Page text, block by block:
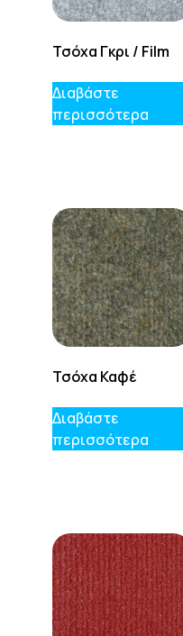
Τσόχα Γκρι / Film
Διαβάστε
περισσότερα
Τσόχα Καφέ
Διαβάστε
περισσότερα